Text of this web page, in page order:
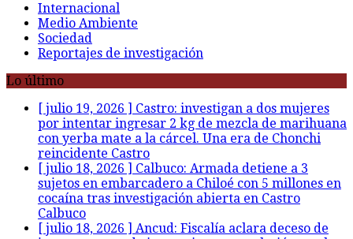
Internacional
Medio Ambiente
Sociedad
Reportajes de investigación
Lo último
[ julio 19, 2026 ] Castro: investigan a dos mujeres
por intentar ingresar 2 kg de mezcla de marihuana
con yerba mate a la cárcel. Una era de Chonchi
reincidente Castro
[ julio 18, 2026 ] Calbuco: Armada detiene a 3
sujetos en embarcadero a Chiloé con 5 millones en
cocaína tras investigación abierta en Castro
Calbuco
[ julio 18, 2026 ] Ancud: Fiscalía aclara deceso de